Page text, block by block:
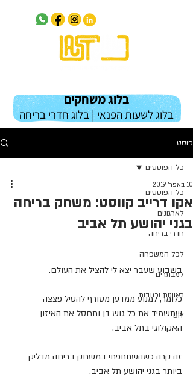
בלוג משחקים
בלוג לשעות הפנאי | בלוג חדרי בריחה
פוסט
כל הפוסטים
לארגונים
חדרי בריחה
לכל המשפחה
למבוגרים
ראיונות וכתבות
DIY
כל הפוסטים
אקו דרייב קווסט: משחק בריחה
בגני יהושע תל אביב
10 באפר׳ 2019
בשבוע שעבר יצא לי להציל את העולם.
כלומר, למנוע ממדען מטורף להטיל פצצה
שתשמיד את כל גוש דן ותחסל את האיזון
האקולוגי בתל אביב.
זה קרה כשהשתתפתי במשחק בריחה מדליק
ביותר בגני יהושע תל אביב.